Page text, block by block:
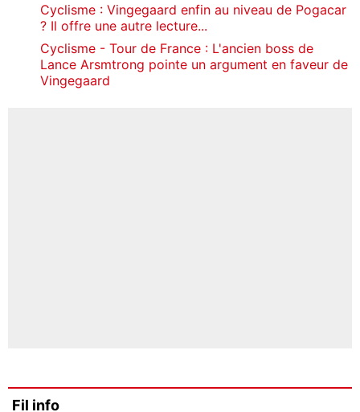
Cyclisme : Vingegaard enfin au niveau de Pogacar
? Il offre une autre lecture...
Cyclisme - Tour de France : L'ancien boss de
Lance Arsmtrong pointe un argument en faveur de
Vingegaard
Fil info